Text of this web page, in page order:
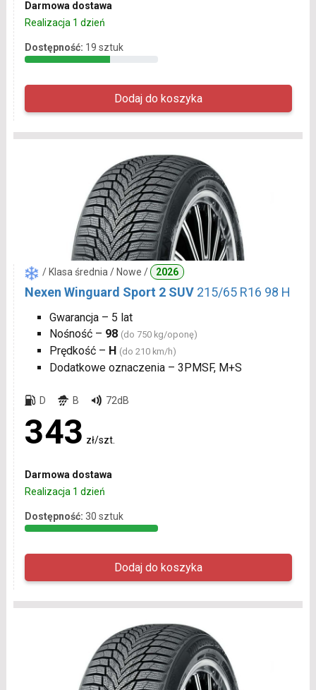
Darmowa dostawa
Realizacja 1 dzień
Dostępność: 19 sztuk
/ Klasa średnia / Nowe / 2026
Nexen Winguard Sport 2 SUV 215/65 R16 98 H
Gwarancja – 5 lat
Nośność – 98 (do 750 kg/oponę)
Prędkość – H (do 210 km/h)
Dodatkowe oznaczenia – 3PMSF, M+S
D B 72dB
343 zł/szt.
Darmowa dostawa
Realizacja 1 dzień
Dostępność: 30 sztuk